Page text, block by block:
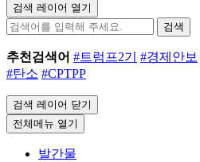
검색 레이어 열기
검색
추천검색어 #트럼프2기 #경제안보
#탄소 #CPTPP
검색 레이어 닫기
전체메뉴 열기
발간물